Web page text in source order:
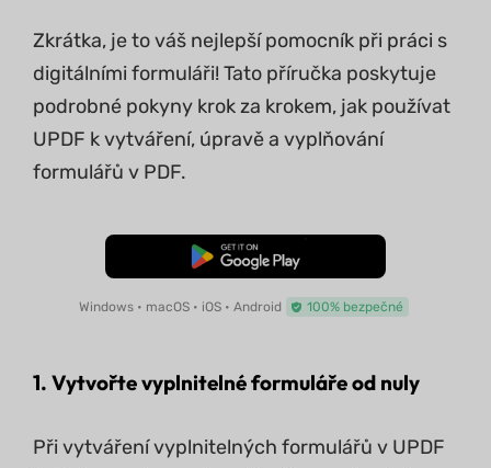
Zkrátka, je to váš nejlepší pomocník při práci s
digitálními formuláři! Tato příručka poskytuje
podrobné pokyny krok za krokem, jak používat
UPDF k vytváření, úpravě a vyplňování
formulářů v PDF.
Bezplatné stažení
Windows • macOS • iOS • Android 100% bezpečné
1. Vytvořte vyplnitelné formuláře od nuly
Při vytváření vyplnitelných formulářů v UPDF